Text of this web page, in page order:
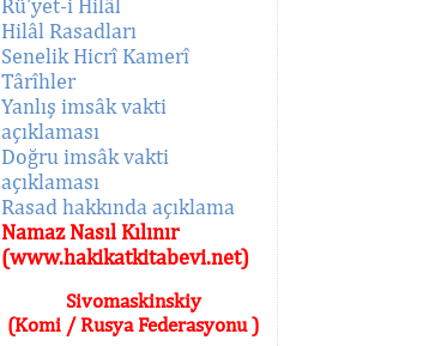
Rü'yet-i Hilâl
Hilâl Rasadları
Senelik Hicrî Kamerî
Târîhler
Yanlış imsâk vakti
açıklaması
Doğru imsâk vakti
açıklaması
Rasad hakkında açıklama
Namaz Nasıl Kılınır
(www.hakikatkitabevi.net)
Sivomaskinskiy
(Komi / Rusya Federasyonu )